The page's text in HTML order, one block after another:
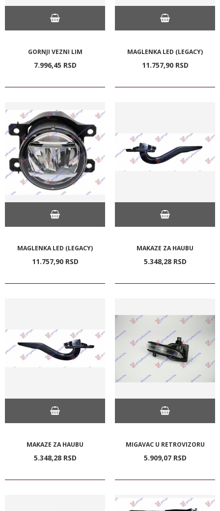
GORNJI VEZNI LIM
7.996,45 RSD
MAGLENKA LED (LEGACY)
11.757,90 RSD
MAGLENKA LED (LEGACY)
11.757,90 RSD
MAKAZE ZA HAUBU
5.348,28 RSD
MAKAZE ZA HAUBU
5.348,28 RSD
MIGAVAC U RETROVIZORU
5.909,07 RSD